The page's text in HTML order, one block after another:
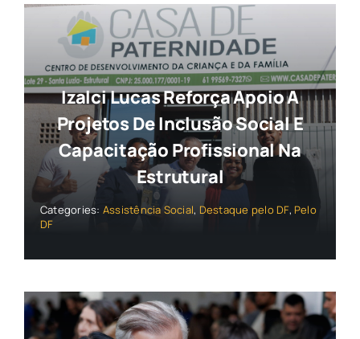
Izalci Lucas Reforça Apoio A
Projetos De Inclusão Social E
Capacitação Profissional Na
Estrutural
Categories: Assistência Social, Destaque pelo DF, Pelo
DF